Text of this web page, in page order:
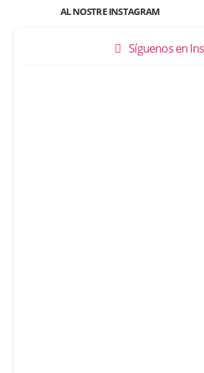
AL NOSTRE INSTAGRAM
Síguenos en